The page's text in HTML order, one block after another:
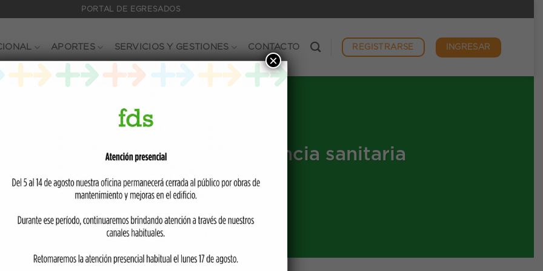
PORTAL DE EGRESADOS
APORTES SERVICIOS Y GESTIONES CONTACTO REGISTRARSE INGRESAR
las medidas ante la emergencia sanitaria
01/04/2020
×